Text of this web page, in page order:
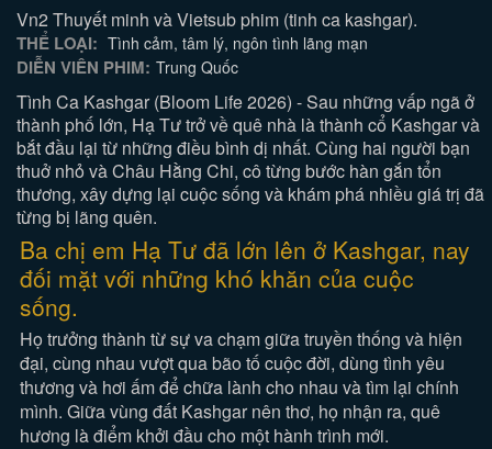
Vn2 Thuyết minh và Vietsub phim (tinh ca kashgar).
THỂ LOẠI: Tình cảm, tâm lý, ngôn tình lãng mạn
DIỄN VIÊN PHIM: Trung Quốc
Tình Ca Kashgar (Bloom Life 2026) - Sau những vấp ngã ở
thành phố lớn, Hạ Tư trở về quê nhà là thành cổ Kashgar và
bắt đầu lại từ những điều bình dị nhất. Cùng hai người bạn
thuở nhỏ và Châu Hằng Chi, cô từng bước hàn gắn tổn
thương, xây dựng lại cuộc sống và khám phá nhiều giá trị đã
từng bị lãng quên.
Ba chị em Hạ Tư đã lớn lên ở Kashgar, nay
đối mặt với những khó khăn của cuộc
sống.
Họ trưởng thành từ sự va chạm giữa truyền thống và hiện
đại, cùng nhau vượt qua bão tố cuộc đời, dùng tình yêu
thương và hơi ấm để chữa lành cho nhau và tìm lại chính
mình. Giữa vùng đất Kashgar nên thơ, họ nhận ra, quê
hương là điểm khởi đầu cho một hành trình mới.